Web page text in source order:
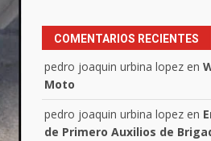
COMENTARIOS RECIENTES
pedro joaquin urbina lopez en
Moto
pedro joaquin urbina lopez en
de Primero Auxilios de